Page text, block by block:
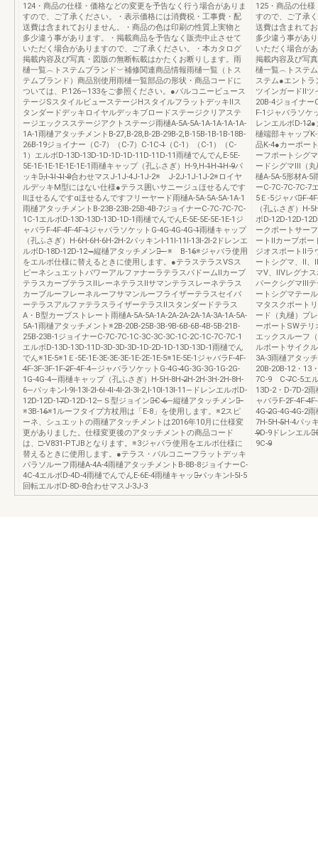
124・商品の仕様・価格などの変更を予告なく行う場合がありま
すので、ご了承ください。・表示価格には消費税・工事費・配
送費は含まれておりません。・商品の色は印刷の性質上実物と
多少違う事があります。・掲載商品を予告なく販売中止させて
いただく場合がありますので、ご了承ください。・本カタログ
掲載内容及び写真・図版の無断転載はかたくお断りします。雨
樋一覧︵トステムブランド︶補修関連商品情報雨樋一覧（トス
テムブランド）商品別使用雨樋一覧部品の形状・商品コードに
ついては、P.126∼133をご参照ください。●バルコニービュース
テージSスタイルビューステージHスタイルフラットデッキⅡス
タンダードデッキロイヤルデッキブロードステージクリアステ
ージエックスステージアクトステージ雨樋A-5A-5A-1A-1A-1A-1A-
1A-1雨樋アタッチメントB-27,B-28,B-2B-29B-2,B-15B-1B-1B-18B-
26B-19ジョイナー（C-7）（C-7）C-1C-1̶（C-1）（C-1）（C-
1）エルボD-13D-13D-1D-1D-1D-11D-11D-11雨樋でんでんE-5E-
5E-1E-1E-1E-1E-1E-1雨樋キャップ（孔ふさぎ）H-9,H-1̶H-1̶̶̶H-9̶パ
ッキン̶,I-1̶I-1̶̶I-8̶̶合わせマスJ-1J-4J-1J-2※ J-2J-1J-1J-2※ロイヤ
ルデッキM型にはない仕様●テラス囲いサニージュほせるんです
Ⅱほせるんですαほせるんですフリーヤード雨樋A-5A-5A-5A-1A-1
雨樋アタッチメントB-23B-23B-25B-4B-7ジョイナーC-7C-7C-7C-
1C-1エルボD-13D-13D-13D-1D-1雨樋でんでんE-5E-5E-5E-1E-1ジ
ャバラF-4F-4F-4F-1̶ジャバラソケットG-4G-4G-4G-1̶雨樋キャップ
（孔ふさぎ）H-6H-6H-6H-2H-2パッキンI-11I-11I-13I-2I-2ドレンエ
ルボD-18D-12D-12―̶縦樋アタッチメント̶̶―※ B-16̶※ジャバラ使用
をエルボ仕様に替えるときに使用します。●テラステラスVSス
ピーネシュエットパワーアルファナーラテラスパドームⅡカーブ
テラスカーブテラスⅡレーネテラスⅡサマンテラスレーネテラス
カーブルーフレーネルーフサマンルーフライザーテラスセイバ
ーテラスアルファテラスライザーテラスⅡスタンダードテラス
A・B型カーブストレート雨樋A-5A-5A-1A-2A-2A-2A-1A-3A-1A-5A-
5A-1雨樋アタッチメント※2B-20B-25B-3B-9B-6B-6B-4B-5B-21B-
25B-23B-1ジョイナーC-7C-7C-1C-3C-3C-3C-1C-2C-1C-7C-7C-1
エルボD-13D-13D-11D-3D-3D-3D-1D-2D-1D-13D-13D-1雨樋でん
でん※1E-5※1Ｅ-5E-1E-3E-3E-3E-1E-2E-1E-5※1E-5E-1ジャバラF-4F-
4̶̶F-3F-3F-1F-2̶F-4F-4―ジャバラソケットG-4G-4̶̶G-3G-3G-1G-2G-
1G-4G-4―雨樋キャップ（孔ふさぎ）H-5H-8H-2̶̶̶H-2H-3H-2H-8H-
6―パッキンI-9I-13I-2I-6I-4I-4I-2I-3I-2,I-10I-13I-11―ドレンエルボD-
12D-12D-17̶̶̶̶̶̶D-12D-12―Ｓ型ジョイント̶̶̶C-6̶̶̶̶̶̶̶―縦樋アタッチメント̶̶̶̶̶̶
※3B-16̶̶̶̶̶※1ルーフタイプ方杖用は「E-8」を使用します。※2スピ
ーネ、シュエットの雨樋アタッチメントは2016年10月に仕様変
更がありました。仕様変更後のアタッチメントの商品コード
は、□-V831-PTJBとなります。※3ジャバラ使用をエルボ仕様に
替えるときに使用します。●テラス・バルコニーフラットデッキ
パラソルーフ雨樋A-4A-4雨樋アタッチメントB-8B-8ジョイナーC-
4C-4エルボD-4D-4雨樋でんでんE-6E-4雨樋キャップ̶̶パッキンI-5I-5
回転エルボD-8D-8合わせマスJ-3J-3
125・商品の仕
すので、ご了承
送費は含まれて
多少違う事があ
いただく場合が
掲載内容及び写
樋一覧︵トステ
ステム●エント
ツインガードⅡツ
20B-4ジョイナー
F-1ジャバラソケ
レンエルボD-
樋端部キャップ
品K-4●カーポー
ーフポートシグ
ードシグマⅢ（
樋A-5A-5形材A-5
ーC-7C-7C-7C-7
5Ｅ-5ジャバラ̶F-
（孔ふさぎ）H-
ボD-12D-12D-
ークポートサー
ートⅡカーブポー
ジオスポートⅡ
ートシグマ、Ⅱ
マV、ⅡVレグナ
パークシグマⅢテ
ートシグマテー
マタスクポート
ード（丸樋）プ
ーポートSWテ
エックスルーフ
ルポートサイク
3A-3雨樋アタッ
20B-20B-12・13
7C-9 C-7̶C-5エル
13D-2・D-7D-2雨
ャバラF-2F-4F-
4G-2̶G-4G-4̶G-2
7H-5H-5̶H-4パッ
9̶̶̶̶D-9ドレンエル
9C-9̶̶